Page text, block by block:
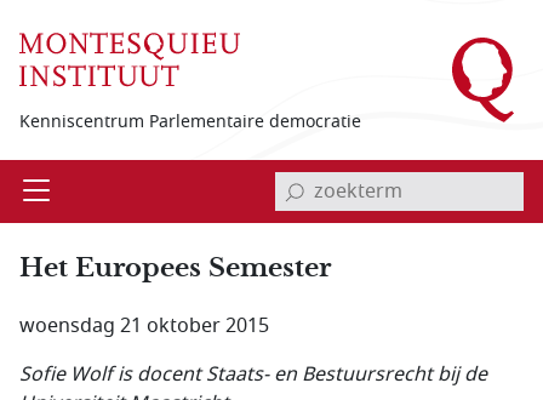
Kenniscentrum Parlementaire democratie
Open invoerveld zoekterm
Het Europees Semester
woensdag 21 oktober 2015
Sofie Wolf is docent Staats- en Bestuursrecht bij de